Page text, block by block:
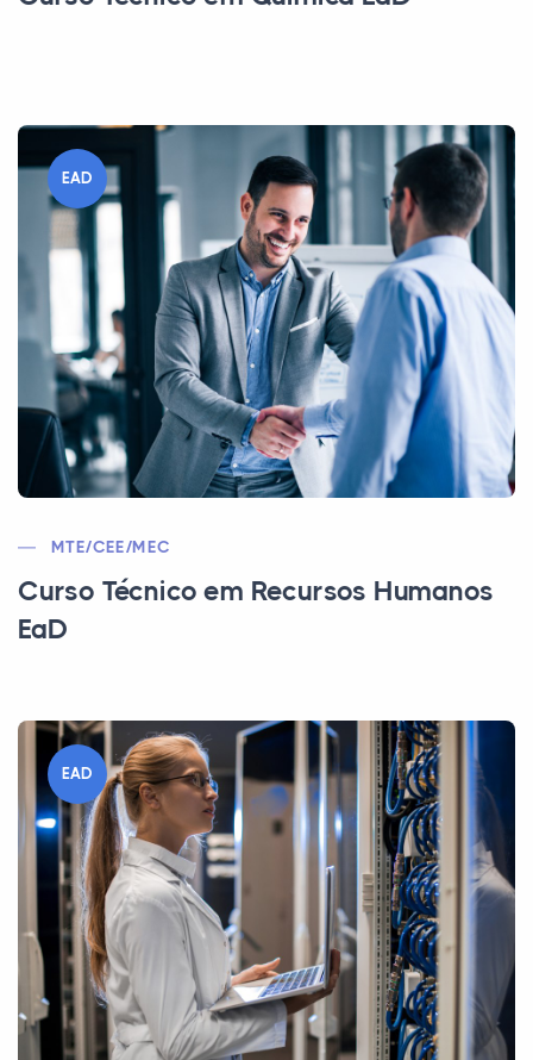
EAD
MTE/CEE/MEC
Curso Técnico em Recursos Humanos
EaD
EAD